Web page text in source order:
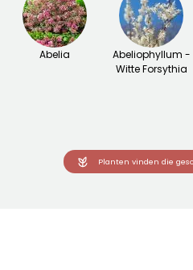
Abelia
Abeliophyllum -
Witte Forsythia
Planten vinden die